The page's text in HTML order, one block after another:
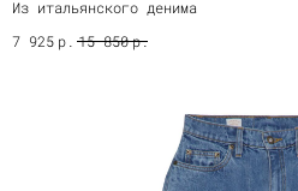
Из итальянского денима
7 925 р. 15 850р.